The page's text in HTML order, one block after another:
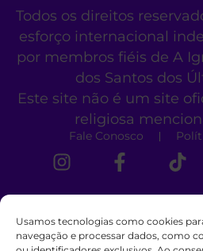
Usamos tecnologias como cookies
navegação e processar dados, como
Todos os direitos
esforço internacional
por membros fiéis de A
dos Santos dos
Este site não é um site
religiosa
Fale Conosco